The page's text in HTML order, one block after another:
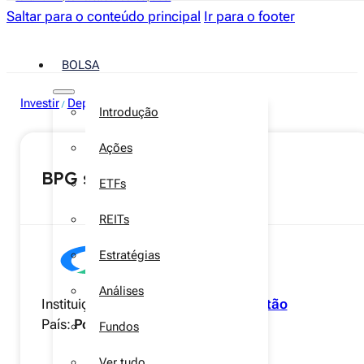
Saltar para o conteúdo principal Ir para o footer
BOLSA
Introdução
Ações
ETFs
REITs
Estratégias
Análises
Fundos
Investir / Depósitos a prazo
BPG save 12 meses
Instituição:
Banco Português de Gestão
País:Portugal